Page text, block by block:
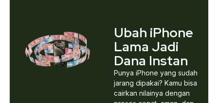
Ubah iPhone
Lama Jadi
Dana Instan
Punya iPhone yang sudah
jarang dipakai? Kamu bisa
cairkan nilainya dengan